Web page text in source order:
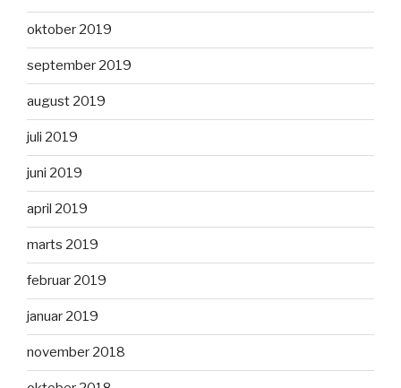
oktober 2019
september 2019
august 2019
juli 2019
juni 2019
april 2019
marts 2019
februar 2019
januar 2019
november 2018